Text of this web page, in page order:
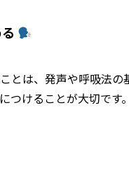
は、発声や呼吸法の
けることが大切です。